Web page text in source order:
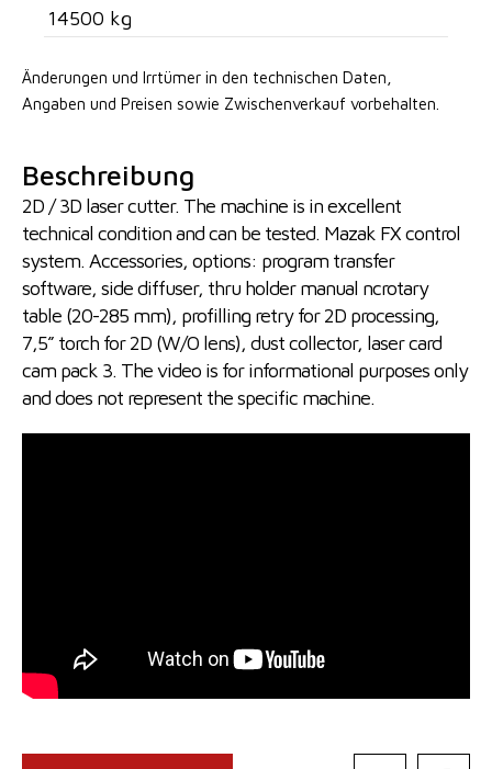
14500 kg
Änderungen und Irrtümer in den technischen Daten,
Angaben und Preisen sowie Zwischenverkauf vorbehalten.
Beschreibung
2D / 3D laser cutter. The machine is in excellent
technical condition and can be tested. Mazak FX control
system. Accessories, options: program transfer
software, side diffuser, thru holder manual ncrotary
table (20-285 mm), profilling retry for 2D processing,
7,5” torch for 2D (W/O lens), dust collector, laser card
cam pack 3. The video is for informational purposes only
and does not represent the specific machine.